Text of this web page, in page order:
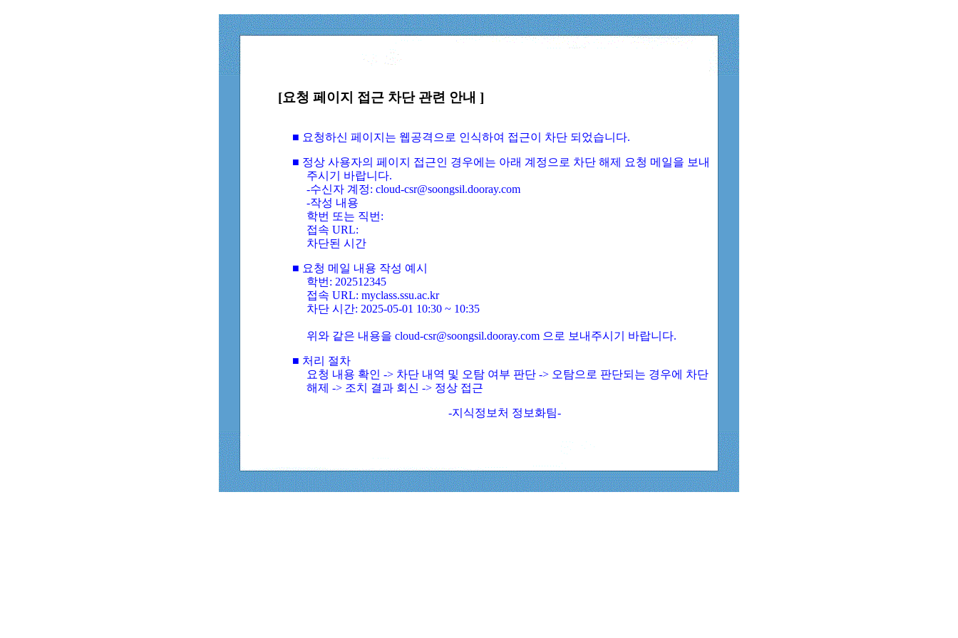
[요청 페이지 접근 차단 관련 안내 ]
■ 요청하신 페이지는 웹공격으로 인식하여 접근이 차단 되었습니다.
■ 정상 사용자의 페이지 접근인 경우에는 아래 계정으로 차단 해제 요청 메일을 보내
주시기 바랍니다.
-수신자 계정: cloud-csr@soongsil.dooray.com
-작성 내용
학번 또는 직번:
접속 URL:
차단된 시간
■ 요청 메일 내용 작성 예시
학번: 202512345
접속 URL: myclass.ssu.ac.kr
차단 시간: 2025-05-01 10:30 ~ 10:35
위와 같은 내용을 cloud-csr@soongsil.dooray.com 으로 보내주시기 바랍니다.
■ 처리 절차
요청 내용 확인 -> 차단 내역 및 오탐 여부 판단 -> 오탐으로 판단되는 경우에 차단
해제 -> 조치 결과 회신 -> 정상 접근
-지식정보처 정보화팀-